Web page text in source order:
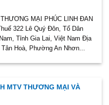
MẠI PHÚC LINH ĐAN
322 Lê Quý Đôn, Tổ Dân
Tỉnh Gia Lai, Việt Nam Địa
Hoà, Phường An Nhơn...
MTV THƯƠNG MẠI VÀ